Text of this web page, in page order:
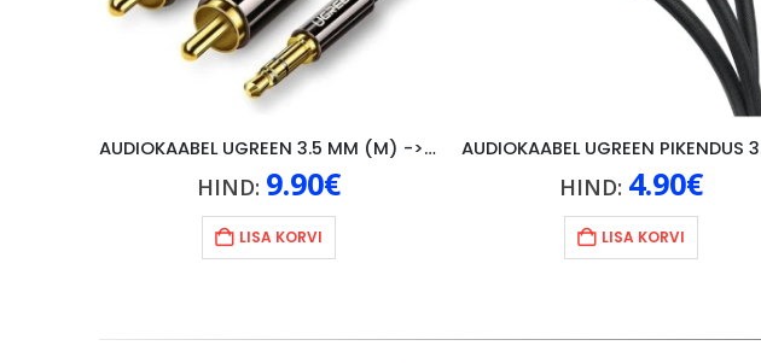
AUDIOKAABEL UGREEN 3.5 MM (M) -> 2x RCA, 3M, MUST
HIND: 9.90€
LISA KORVI
HIND: 4.90€
LISA KORVI